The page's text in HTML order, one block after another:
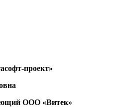
проект»
ООО «Витек»